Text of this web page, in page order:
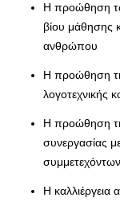
Η προώθηση
βίου μάθησης
ανθρώπου
Η προώθηση
λογοτεχνικής
Η προώθηση
συνεργασίας
Η καλλιέργεια